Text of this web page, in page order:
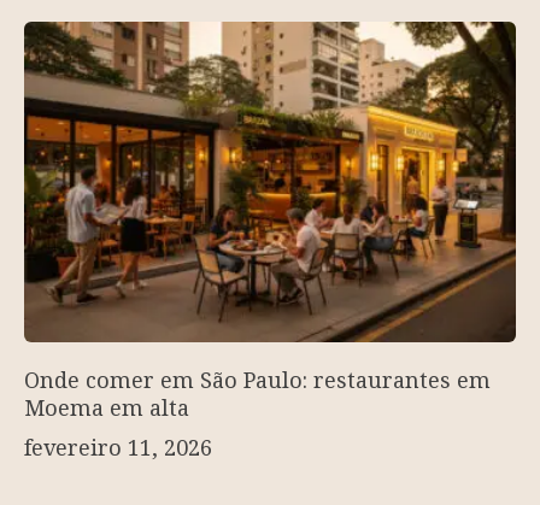
Onde comer em São Paulo: restaurantes em
Moema em alta
fevereiro 11, 2026